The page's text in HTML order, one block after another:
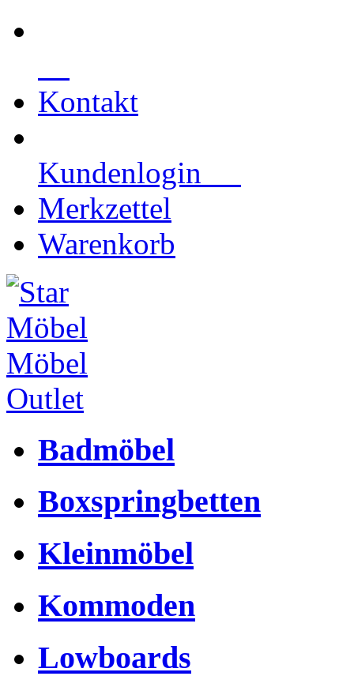
Kontakt
Kundenlogin
Merkzettel
Warenkorb
Badmöbel
Boxspringbetten
Kleinmöbel
Kommoden
Lowboards